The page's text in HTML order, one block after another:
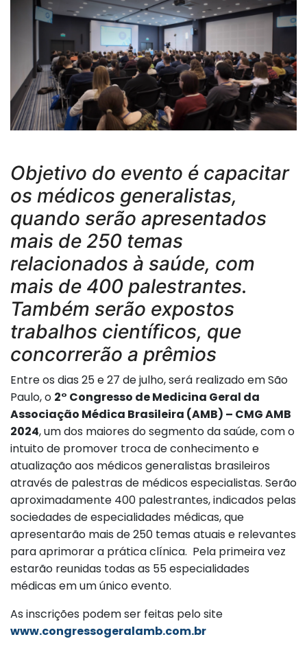
Objetivo do evento é capacitar
os médicos generalistas,
quando serão apresentados
mais de 250 temas
relacionados à saúde, com
mais de 400 palestrantes.
Também serão expostos
trabalhos científicos, que
concorrerão a prêmios
Entre os dias 25 e 27 de julho, será realizado em São
Paulo, o 2° Congresso de Medicina Geral da
Associação Médica Brasileira (AMB) – CMG AMB
2024, um dos maiores do segmento da saúde, com o
intuito de promover troca de conhecimento e
atualização aos médicos generalistas brasileiros
através de palestras de médicos especialistas. Serão
aproximadamente 400 palestrantes, indicados pelas
sociedades de especialidades médicas, que
apresentarão mais de 250 temas atuais e relevantes
para aprimorar a prática clínica. Pela primeira vez
estarão reunidas todas as 55 especialidades
médicas em um único evento.
As inscrições podem ser feitas pelo site
www.congressogeralamb.com.br